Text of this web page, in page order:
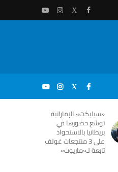
«سيليكت» الإماراتية
توسّع حضورها في
بريطانيا بالاستحواذ
على 3 منتجعات غولف
تابعة لـ«ماريوت»